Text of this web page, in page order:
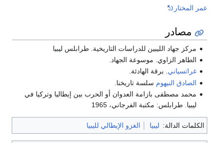
عمر المختار
مصادر
مركز جهاد الليبين للدراسات التاريخية. طرابلس ليبيا
الطاهر الزاوي. موسوعة الجهاد.
غراتسياني. برقة الهادئة.
الصادق النيهوم سلسة تاريخنا.
محمد مصطفى بازامة العدوان أو الحرب بين إيطاليا وتركيا في
ليبيا. طرابلس: مكتبة الفرجاني، 1965
الكلمات الدالة: ليبيا الغزو الإيطالي لليبيا